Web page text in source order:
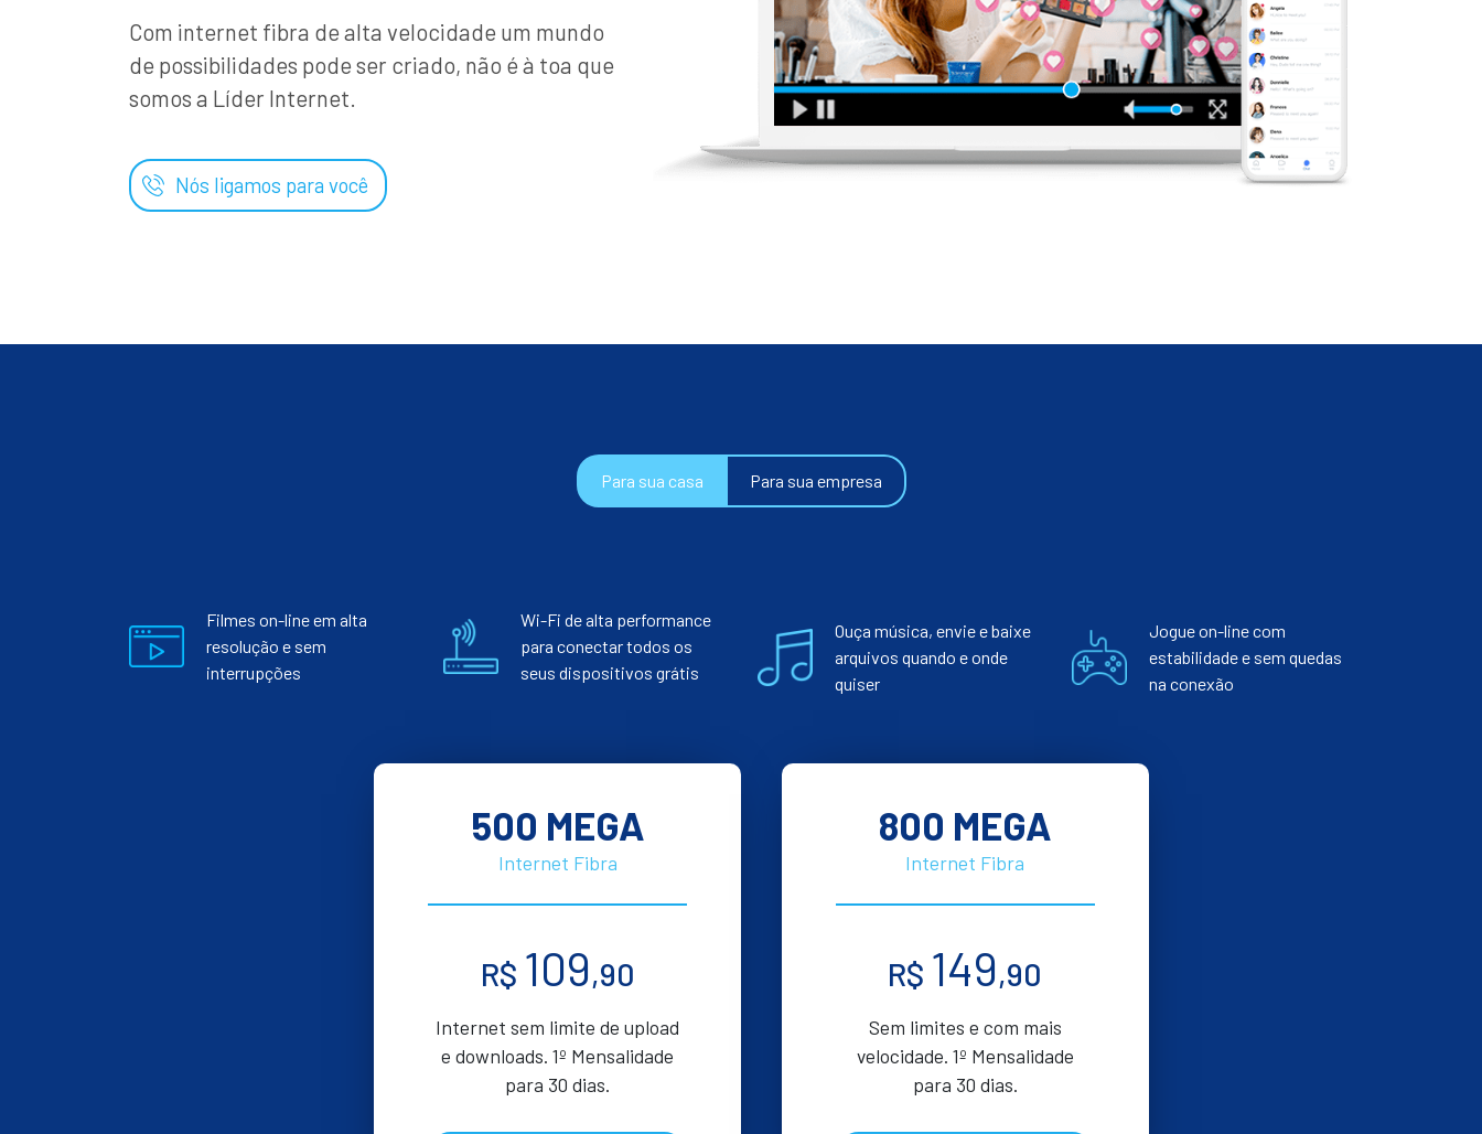
Com internet fibra de alta velocidade um mundo
de possibilidades pode ser criado, não é à toa que
somos a Líder Internet.
Nós ligamos para você
Para sua casa Para sua empresa
Filmes on-line em alta
resolução e sem
interrupções
Wi-Fi de alta performance
para conectar todos os
seus dispositivos grátis
Ouça música, envie e baixe
arquivos quando e onde
quiser
Jogue on-line com
estabilidade e sem quedas
na conexão
500 MEGA
Internet Fibra
R$ 109,90
Internet sem limite de upload
e downloads. 1º Mensalidade
para 30 dias.
800 MEGA
Internet Fibra
R$ 149,90
Sem limites e com mais
velocidade. 1º Mensalidade
para 30 dias.